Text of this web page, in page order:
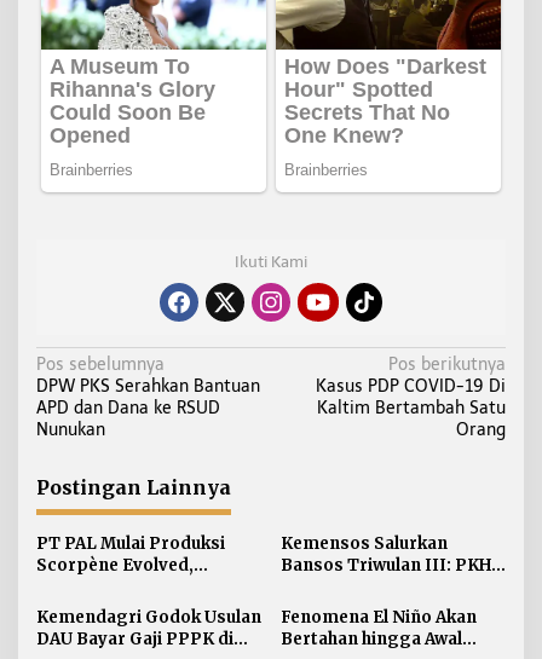
Ikuti Kami
N
a
v
g
a
s
i
o
Pos sebelumnya
DPW PKS Serahkan Bantuan
APD dan Dana ke RSUD
Nunukan
Pos berikutnya
Kasus PDP COVID-19 Di
Kaltim Bertambah Satu
Orang
Postingan Lainnya
PT PAL Mulai Produksi
Scorpène Evolved,
Prancis
Kemensos Salurkan
Bansos Triwulan III: PKH 7
Kemendagri Godok Usulan
DAU Bayar Gaji PPPK di
Fenomena El Niño Akan
Bertahan hingga Awal